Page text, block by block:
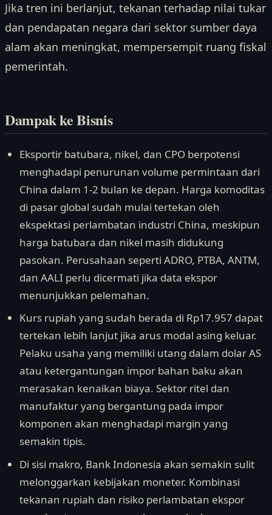
Jika tren ini berlanjut, tekanan terhadap nilai tukar
dan pendapatan negara dari sektor sumber daya
alam akan meningkat, mempersempit ruang fiskal
pemerintah.
Dampak ke Bisnis
Eksportir batubara, nikel, dan CPO berpotensi
menghadapi penurunan volume permintaan dari
China dalam 1-2 bulan ke depan. Harga komoditas
di pasar global sudah mulai tertekan oleh
ekspektasi perlambatan industri China, meskipun
harga batubara dan nikel masih didukung
pasokan. Perusahaan seperti ADRO, PTBA, ANTM,
dan AALI perlu dicermati jika data ekspor
menunjukkan pelemahan.
Kurs rupiah yang sudah berada di Rp17.957 dapat
tertekan lebih lanjut jika arus modal asing keluar.
Pelaku usaha yang memiliki utang dalam dolar AS
atau ketergantungan impor bahan baku akan
merasakan kenaikan biaya. Sektor ritel dan
manufaktur yang bergantung pada impor
komponen akan menghadapi margin yang
semakin tipis.
Di sisi makro, Bank Indonesia akan semakin sulit
melonggarkan kebijakan moneter. Kombinasi
tekanan rupiah dan risiko perlambatan ekspor